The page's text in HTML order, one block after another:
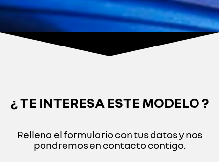
¿ TE INTERESA ESTE MODELO ?
Rellena el formulario con tus datos y nos
pondremos en contacto contigo.